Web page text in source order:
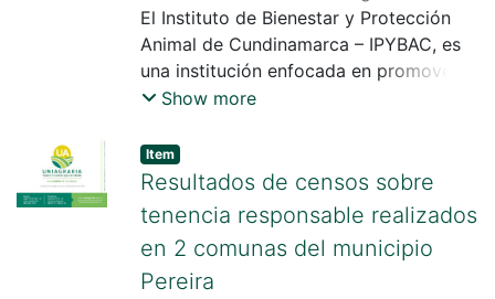
Colombia, 2024)Bustos Rojas, Paula
Andrea
El Instituto de Bienestar y Protección
Animal de Cundinamarca – IPYBAC, es
una institución enfocada en promover la
tenencia responsable, el trato
de los animales de Cundinamarca. Es de
resaltar que es el primer instituto de
bienestar y protección animal del nivel
departamental creado en Colombia.
Show more
Item
Resultados de censos sobre
tenencia responsable realizados
en 2 comunas del municipio
Pereira